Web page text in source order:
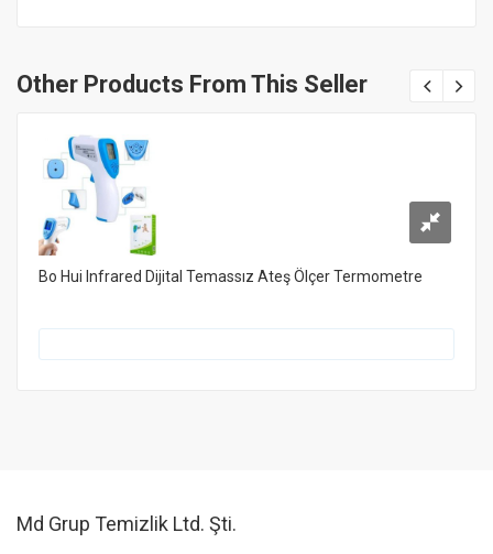
Other Products From This Seller
Bo Hui Infrared Dijital Temassız Ateş Ölçer Termometre
Md Grup Temizlik Ltd. Şti.